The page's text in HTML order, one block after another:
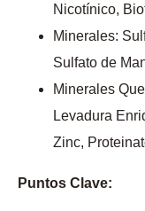
Nicotínico,
Minerales:
Sulfato de
Minerales
Levadura
Zinc,
Puntos Clave: